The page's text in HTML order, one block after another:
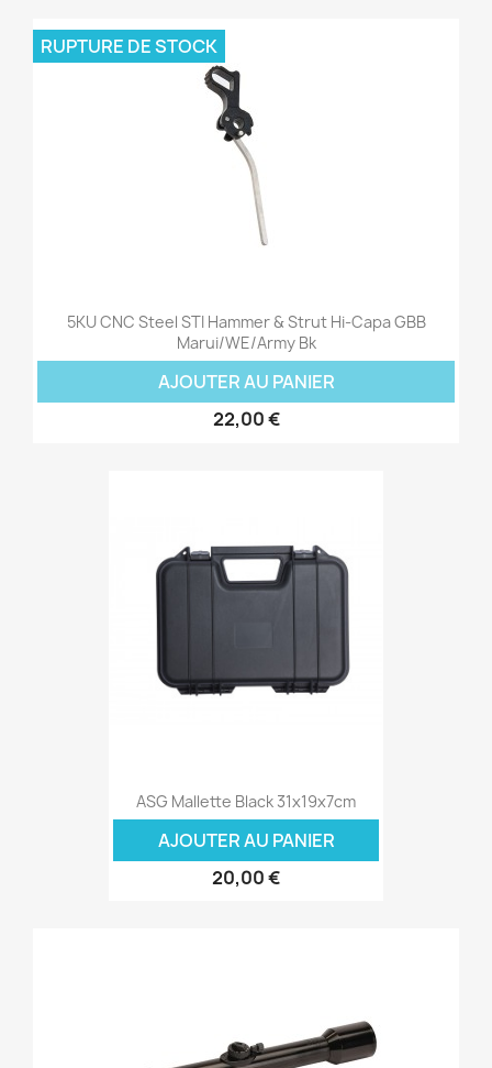
5KU CNC Steel STI Hammer & Strut Hi-Capa GBB
Marui/WE/Army Bk
AJOUTER AU PANIER
22,00 €
RUPTURE DE STOCK
ASG Mallette Black 31x19x7cm
AJOUTER AU PANIER
20,00 €